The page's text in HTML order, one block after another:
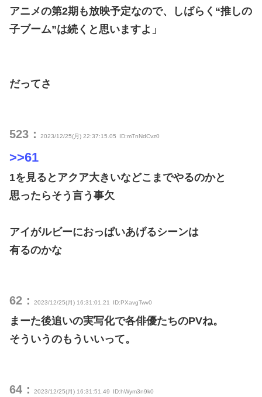
アニメの第2期も放映予定なので、しばらく“推しの
子ブーム”は続くと思いますよ」
だってさ
523： 2023/12/25(月) 22:37:15.05 ID:mTnNdCvz0
>>61
1を見るとアクア大きいなどこまでやるのかと
思ったらそう言う事欠
アイがルビーにおっぱいあげるシーンは
有るのかな
62： 2023/12/25(月) 16:31:01.21 ID:PXavgTwv0
まーた後追いの実写化で各俳優たちのPVね。
そういうのもういいって。
64： 2023/12/25(月) 16:31:51.49 ID:hWym3n9k0